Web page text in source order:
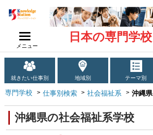
メニュー
日本の専門学校
就きたい仕事別 地域別 テーマ別
専門学校 仕事別検索 社会福祉系 沖縄県
沖縄県の社会福祉系学校